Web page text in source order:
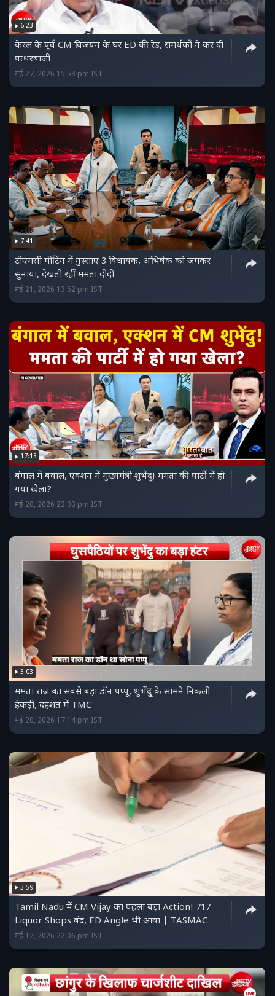
6:23
केरल के पूर्व CM विजयन के घर ED की रेड, समर्थकों ने कर दी
पत्थरबाजी
मई 27, 2026 15:58 pm IST
7:41
टीएमसी मीटिंग में गुस्साए 3 विधायक, अभिषेक को जमकर
सुनाया, देखती रहीं ममता दीदी
मई 21, 2026 13:52 pm IST
17:13
बंगाल में बवाल, एक्शन में मुख्यमंत्री शुभेंदु! ममता की पार्टी में हो
गया खेला?
मई 20, 2026 22:03 pm IST
3:03
ममता राज का सबसे बड़ा डॉन पप्पू, शुभेंदु् के सामने निकली
हेकड़ी, दहशत में TMC
मई 20, 2026 17:14 pm IST
3:59
Tamil Nadu में CM Vijay का पहला बड़ा Action! 717
Liquor Shops बंद, ED Angle भी आया | TASMAC
मई 12, 2026 22:06 pm IST